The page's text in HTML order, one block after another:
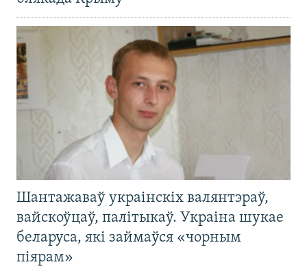
Шантажаваў украінскіх валянтэраў,
вайскоўцаў, палітыкаў. Украіна шукае
беларуса, які займаўся «чорным
піярам»